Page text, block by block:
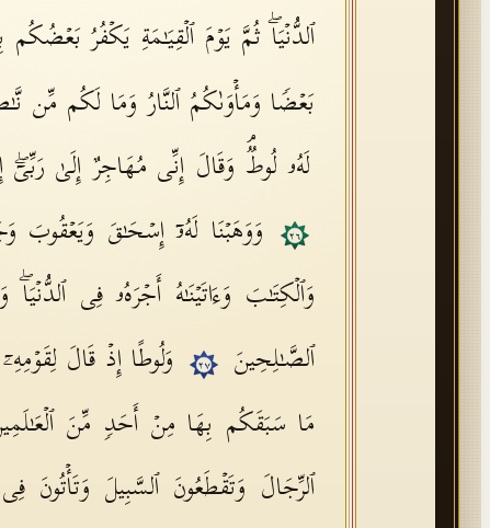
ٱلدُّنۡیَاۖ ثُمَّ یَوۡمَ ٱلۡقِیَـٰمَةِ یَكۡفُرُ
بَعۡضࣰا وَمَأۡوَىٰكُمُ ٱلنَّارُ وَمَا لَكُم مِّن
لَهُۥ لُوطࣱۘ وَقَالَ إِنِّی مُهَاجِرٌ إِلَىٰ رَبِّیۤۖ
٢٦
وَوَهَبۡنَا لَهُۥۤ إِسۡحَـٰقَ وَیَعۡقُوبَ
وَٱلۡكِتَـٰبَ وَءَاتَیۡنَـٰهُ أَجۡرَهُۥ فِی
ٱلصَّـٰلِحِینَ
٢٧
وَلُوطًا إِذۡ قَالَ
مَا سَبَقَكُم بِهَا مِنۡ أَحَدࣲ مِّنَ
ٱلرِّجَالَ وَتَقۡطَعُونَ ٱلسَّبِیلَ وَتَأۡتُونَ